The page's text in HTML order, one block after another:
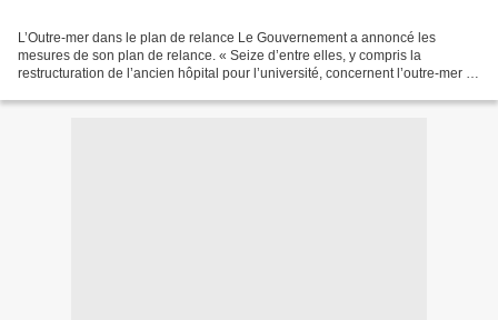
L’Outre-mer dans le plan de relance Le Gouvernement a annoncé les
mesures de son plan de relance. « Seize d’entre elles, y compris la
restructuration de l’ancien hôpital pour l’université, concernent l’outre-mer »,